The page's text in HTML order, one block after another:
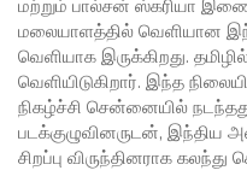
மற்றும் பால்சன் ஸ்கரியா
மலையாளத்தில் வெளியான
வெளியாக இருக்கிறது.
வெளியிடுகிறார். இந்த
நிகழ்ச்சி சென்னையில்
படக்குழுவினருடன், இந்திய
சிறப்பு விருந்தினராக